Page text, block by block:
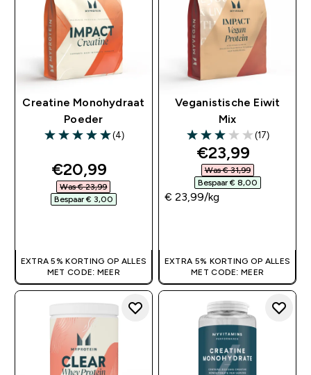
Creatine Monohydraat
Poeder
5 out of 5 stars
(4)
discounted price
€20,99‎
Was € 23,99‎
Bespaar € 3,00‎
EXTRA 5% KORTING OP ALLES
MET CODE: MEER
Veganistische Eiwit
Mix
3 out of 5 stars
(17)
discounted
€23,99‎
Was € 31,99‎
Bespaar € 8,00‎
€ 23,99‎/kg
EXTRA 5% KORTING OP ALLES
MET CODE: MEER